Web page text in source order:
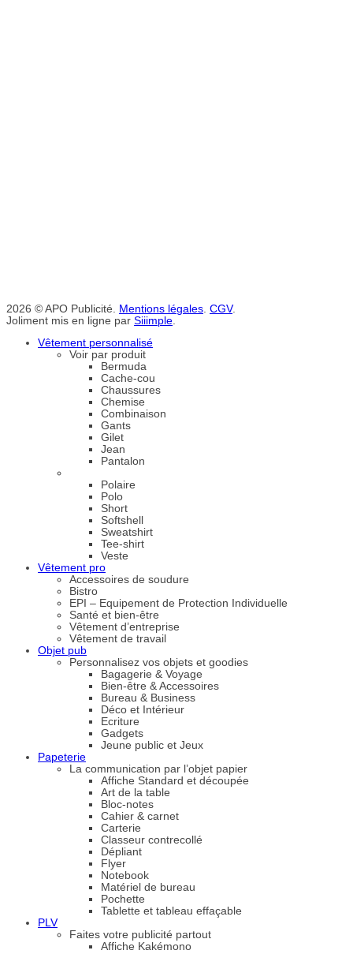
2026 © APO Publicité. Mentions légales CGV.
Joliment mis en ligne par Siiimple
Vêtement personnalisé
Voir par produit
Bermuda
Cache-cou
Chaussures
Chemise
Combinaison
Gants
Gilet
Jean
Pantalon
Polaire
Polo
Short
Softshell
Sweatshirt
Tee-shirt
Veste
Vêtement pro
Accessoires de soudure
Bistro
EPI – Equipement de Protection Individuelle
Santé et bien-être
Vêtement d’entreprise
Vêtement de travail
Objet pub
Personnalisez vos objets et goodies
Bagagerie & Voyage
Bien-être & Accessoires
Bureau & Business
Déco et Intérieur
Ecriture
Gadgets
Jeune public et Jeux
Papeterie
La communication par l’objet papier
Affiche Standard et découpée
Art de la table
Bloc-notes
Cahier & carnet
Carterie
Classeur contrecollé
Dépliant
Flyer
Notebook
Matériel de bureau
Pochette
Tablette et tableau effaçable
PLV
Faites votre publicité partout
Affiche Kakémono